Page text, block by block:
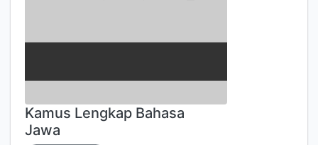
Kamus Lengkap Bahasa
Jawa